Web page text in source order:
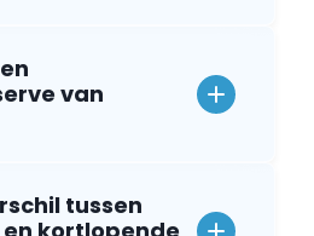
van
tussen